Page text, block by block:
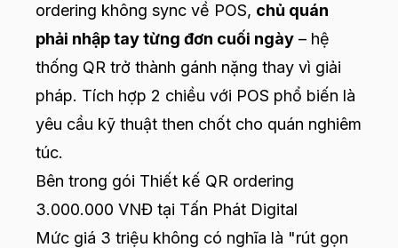
ordering không sync về POS, chủ quán
phải nhập tay từng đơn cuối ngày – hệ
thống QR trở thành gánh nặng thay vì giải
pháp. Tích hợp 2 chiều với POS phổ biến là
yêu cầu kỹ thuật then chốt cho quán nghiêm
túc.
Bên trong gói Thiết kế QR ordering
3.000.000 VNĐ tại Tấn Phát Digital
Mức giá 3 triệu không có nghĩa là "rút gọn